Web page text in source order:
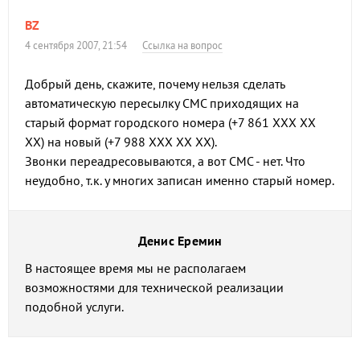
BZ
4 сентября 2007, 21:54 Ссылка на вопрос
Добрый день, скажите, почему нельзя сделать
автоматическую пересылку СМС приходящих на
старый формат городского номера (+7 861 ХХХ ХХ
ХХ) на новый (+7 988 ХХХ ХХ ХХ).
Звонки переадресовываются, а вот СМС - нет. Что
неудобно, т.к. у многих записан именно старый номер.
Денис Еремин
В настоящее время мы не располагаем
возможностями для технической реализации
подобной услуги.